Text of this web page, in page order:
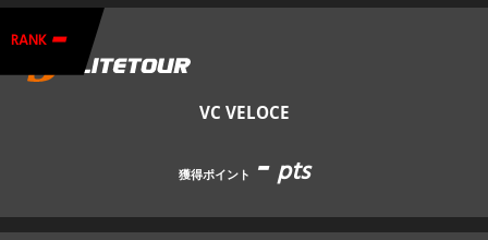
競技ガイド
加盟・登録
エントリー
VC VELOCE
獲得ポイント -pts
RANK -